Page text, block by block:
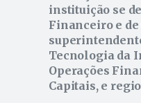
instituição se
Financeiro e de
Tecnologia da
Operações
Capitais, e